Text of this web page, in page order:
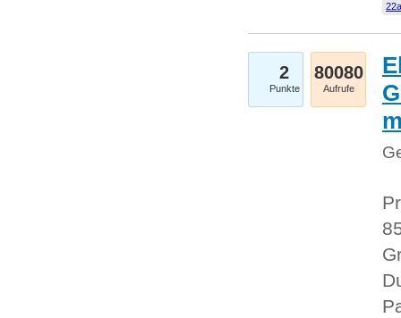
2
Punkte
80080
Aufrufe